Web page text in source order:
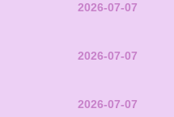
2026-07-07
2026-07-07
2026-07-07